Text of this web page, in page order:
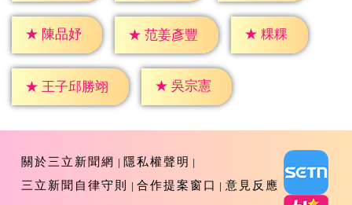
★ 陳品妤 ★ 范姜彥豐 ★ 粿粿
★ 王子邱勝翊 ★ 吳宗憲
關於三立新聞網
隱私權聲明
三立新聞自律守則
合作提案窗口 意見反應